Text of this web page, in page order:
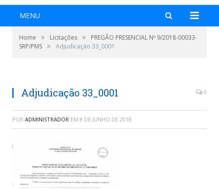
MENU
Home » Licitações »
PREGÃO PRESENCIAL Nº 9/2018-00033-
SRP/PMS » Adjudicação 33_0001
Adjudicação 33_0001 0
POR ADMINISTRADOR EM 8 DE JUNHO DE 2018